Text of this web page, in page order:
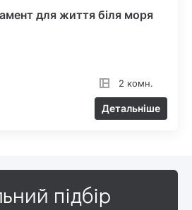
для життя біля моря
2 комн.
Детальніше
підбір